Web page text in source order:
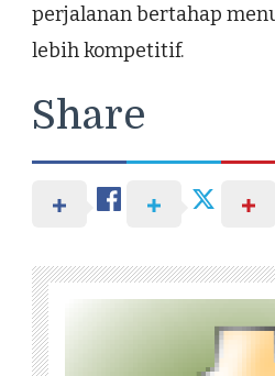
perjalanan bertahap
lebih kompetitif.
Share